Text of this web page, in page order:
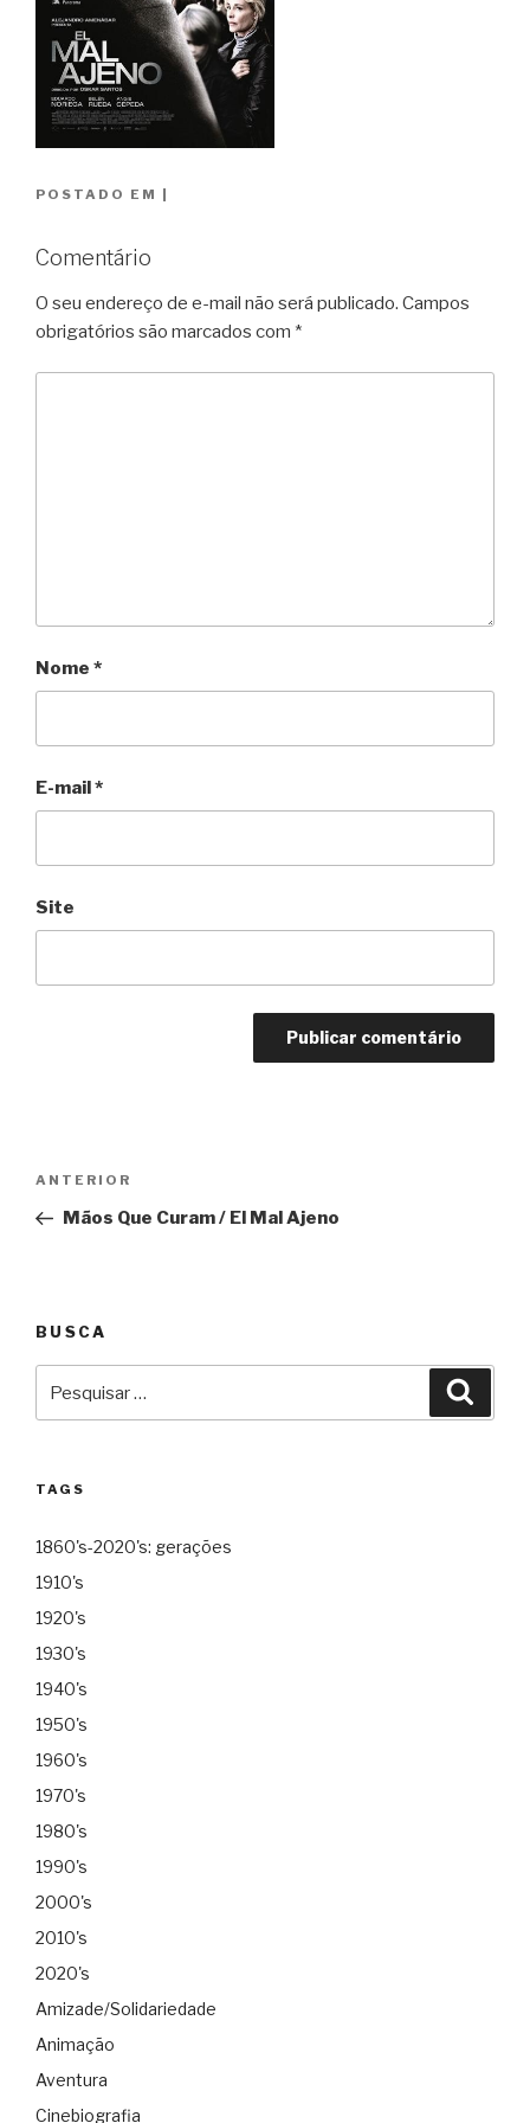
POSTADO EM |
Comentário
O seu endereço de e-mail não será publicado. Campos
obrigatórios são marcados com *
Nome *
E-mail*
Site
Post
Anterior
ANTERIOR
Mãos Que Curam / El Mal Ajeno
BUSCA
TAGS
1860's-2020's: gerações
1910's
1920's
1930's
1940's
1950's
1960's
1970's
1980's
1990's
2000's
2010's
2020's
Amizade/Solidariedade
Animação
Aventura
Cinebiografia